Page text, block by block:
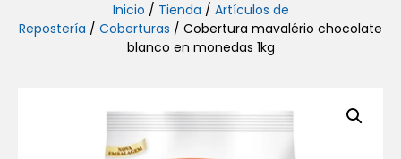
Inicio / Tienda / Artículos de
Repostería / Coberturas / Cobertura mavalério chocolate
blanco en monedas 1kg